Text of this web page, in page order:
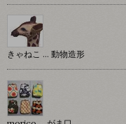
きゃねこ … 動物造形